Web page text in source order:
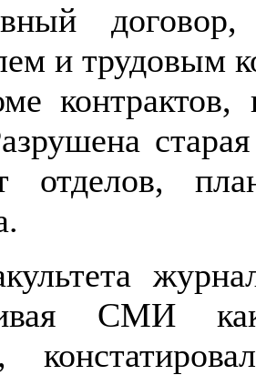
и трудовым
контрактов,
старая
отделов,
СМИ